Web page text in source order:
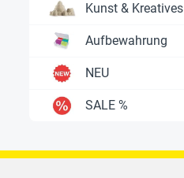
Kunst & Kreatives
Aufbewahrung
NEU
SALE %